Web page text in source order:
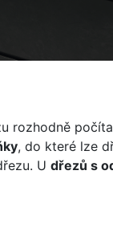
rozhodně
, do které lze
U dřezů s